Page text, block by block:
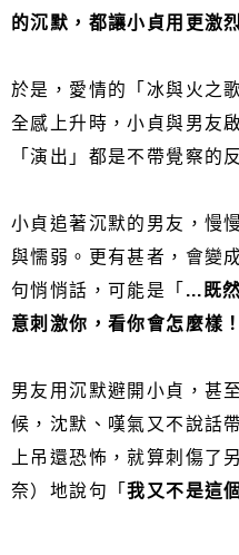
的沉默，都讓小貞用更激
於是，愛情的「冰與火之
全感上升時，小貞與男友
「演出」都是不帶覺察的
小貞追著沉默的男友，慢
與懦弱。更有甚者，會變
句悄悄話，可能是「 ...既
意刺激你，看你會怎麼樣
男友用沉默避開小貞，甚
候，沈默、嘆氣又不說話
上吊還恐怖，就算刺傷了
奈）地說句「我又不是這